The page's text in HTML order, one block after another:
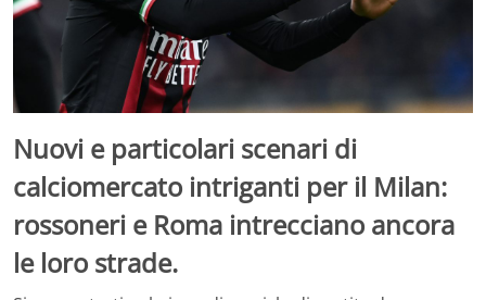
Nuovi e particolari scenari di
calciomercato intriganti per il Milan:
rossoneri e Roma intrecciano ancora
le loro strade.